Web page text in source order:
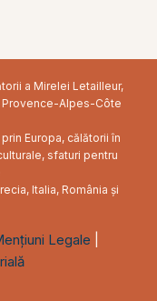
a Mirelei Letailleur,
Provence-Alpes-Côte
Europa, călătorii în
sfaturi pentru
Italia, România și
Legale